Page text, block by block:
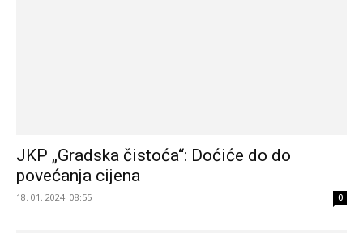
JKP „Gradska čistoća“: Doćiće do do
povećanja cijena
18. 01. 2024. 08:55 0